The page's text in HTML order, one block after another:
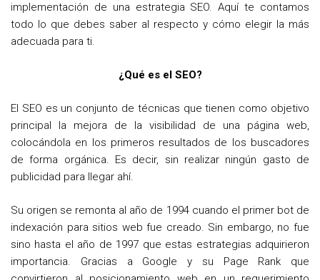
implementación de una estrategia SEO. Aquí te contamos
todo lo que debes saber al respecto y cómo elegir la más
adecuada para ti.
¿Qué es el SEO?
El SEO es un conjunto de técnicas que tienen como objetivo
principal la mejora de la visibilidad de una página web,
colocándola en los primeros resultados de los buscadores
de forma orgánica. Es decir, sin realizar ningún gasto de
publicidad para llegar ahí.
Su origen se remonta al año de 1994 cuando el primer bot de
indexación para sitios web fue creado. Sin embargo, no fue
sino hasta el año de 1997 que estas estrategias adquirieron
importancia. Gracias a Google y su Page Rank que